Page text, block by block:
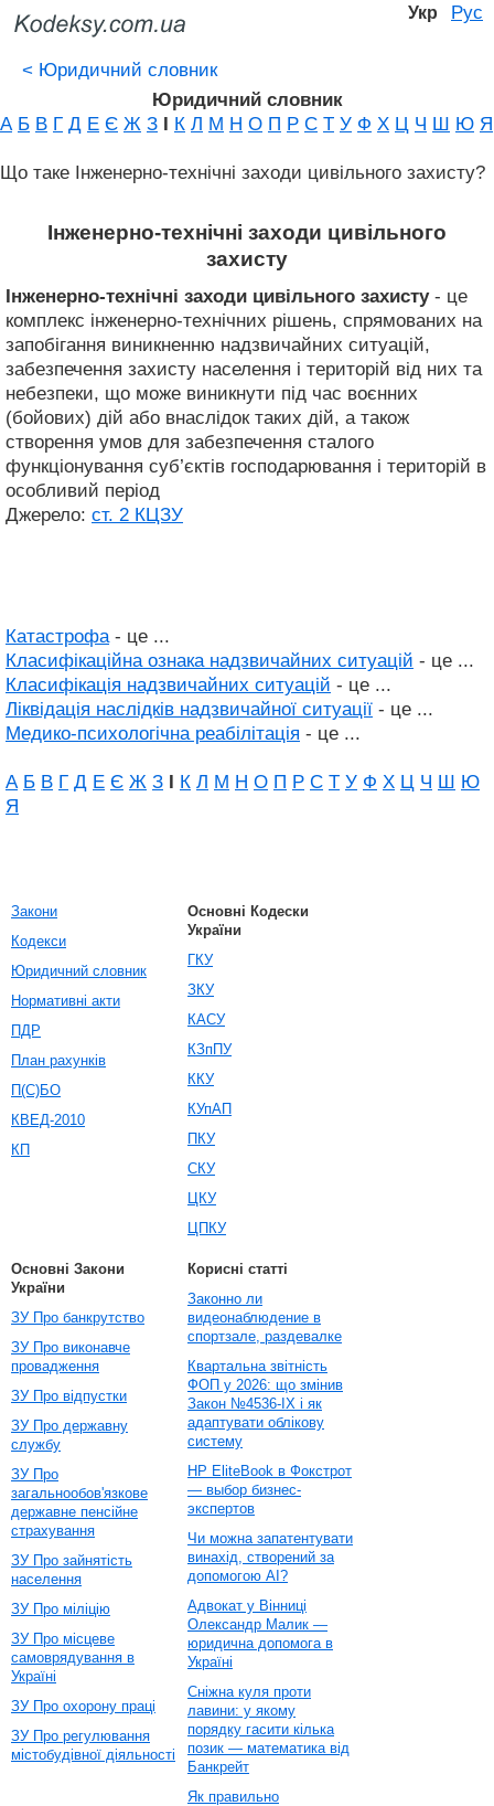
Укр Рус
< Юридичний словник
Юридичний словник
А Б В Г Д Е Є Ж З І К Л М Н О П Р С Т У Ф Х Ц Ч Ш Ю Я
Що таке Інженерно-технічні заходи цивільного захисту?
Інженерно-технічні заходи цивільного
захисту
Інженерно-технічні заходи цивільного захисту- це
комплекс інженерно-технічних рішень, спрямованих на
запобігання виникненню надзвичайних ситуацій,
забезпечення захисту населення і територій від них та
небезпеки, що може виникнути під час воєнних
(бойових) дій або внаслідок таких дій, а також
створення умов для забезпечення сталого
функціонування суб’єктів господарювання і територій в
особливий період
Джерело: ст. 2 КЦЗУ
Катастрофа- це ...
Класифікаційна ознака надзвичайних ситуацій - це ...
Класифікація надзвичайних ситуацій - це ...
Ліквідація наслідків надзвичайної ситуації - це ...
Медико-психологічна реабілітація - це ...
А Б В Г Д Е Є Ж З І К Л М Н О П Р С Т У Ф Х Ц Ч Ш Ю
Я
Закони
Кодекси
Юридичний словник
Нормативні акти
ПДР
План рахунків
П(С)БО
КВЕД-2010
КП
Основні Кодески
України
ГКУ
ЗКУ
КАСУ
КЗпПУ
ККУ
КУпАП
ПКУ
СКУ
ЦКУ
ЦПКУ
Основні Закони
України
ЗУ Про банкрутство
ЗУ Про виконавче
провадження
ЗУ Про відпустки
ЗУ Про державну
службу
ЗУ Про
загальнообов'язкове
державне пенсійне
страхування
ЗУ Про зайнятість
населення
ЗУ Про міліцію
ЗУ Про місцеве
самоврядування в
Україні
ЗУ Про охорону праці
ЗУ Про регулювання
містобудівної діяльності
Корисні статті
Законно ли
видеонаблюдение в
спортзале, раздевалке
Квартальна звітність
ФОП у 2026: що змінив
Закон №4536-IX і як
адаптувати облікову
систему
HP EliteBook в Фокстрот
— выбор бизнес-
экспертов
Чи можна запатентувати
винахід, створений за
допомогою AI?
Адвокат у Вінниці
Олександр Малик —
юридична допомога в
Україні
Сніжна куля проти
лавини: у якому
порядку гасити кілька
позик — математика від
Банкрейт
Як правильно